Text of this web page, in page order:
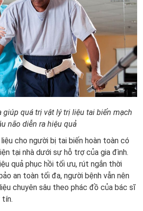
giúp quá trị vật lý trị liệu tai biến mạch
não diễn ra hiệu quả
cho người bị tai biến hoàn toàn có
tại nhà dưới sự hỗ trợ của gia đình.
quả phục hồi tối ưu, rút ngắn thời
an toàn tối đa, người bệnh vẫn nên
chuyên sâu theo phác đồ của bác sĩ
tín.